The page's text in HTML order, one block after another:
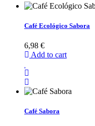
Café Ecológico Sabora
6,98 €
Add to cart
Café Sabora